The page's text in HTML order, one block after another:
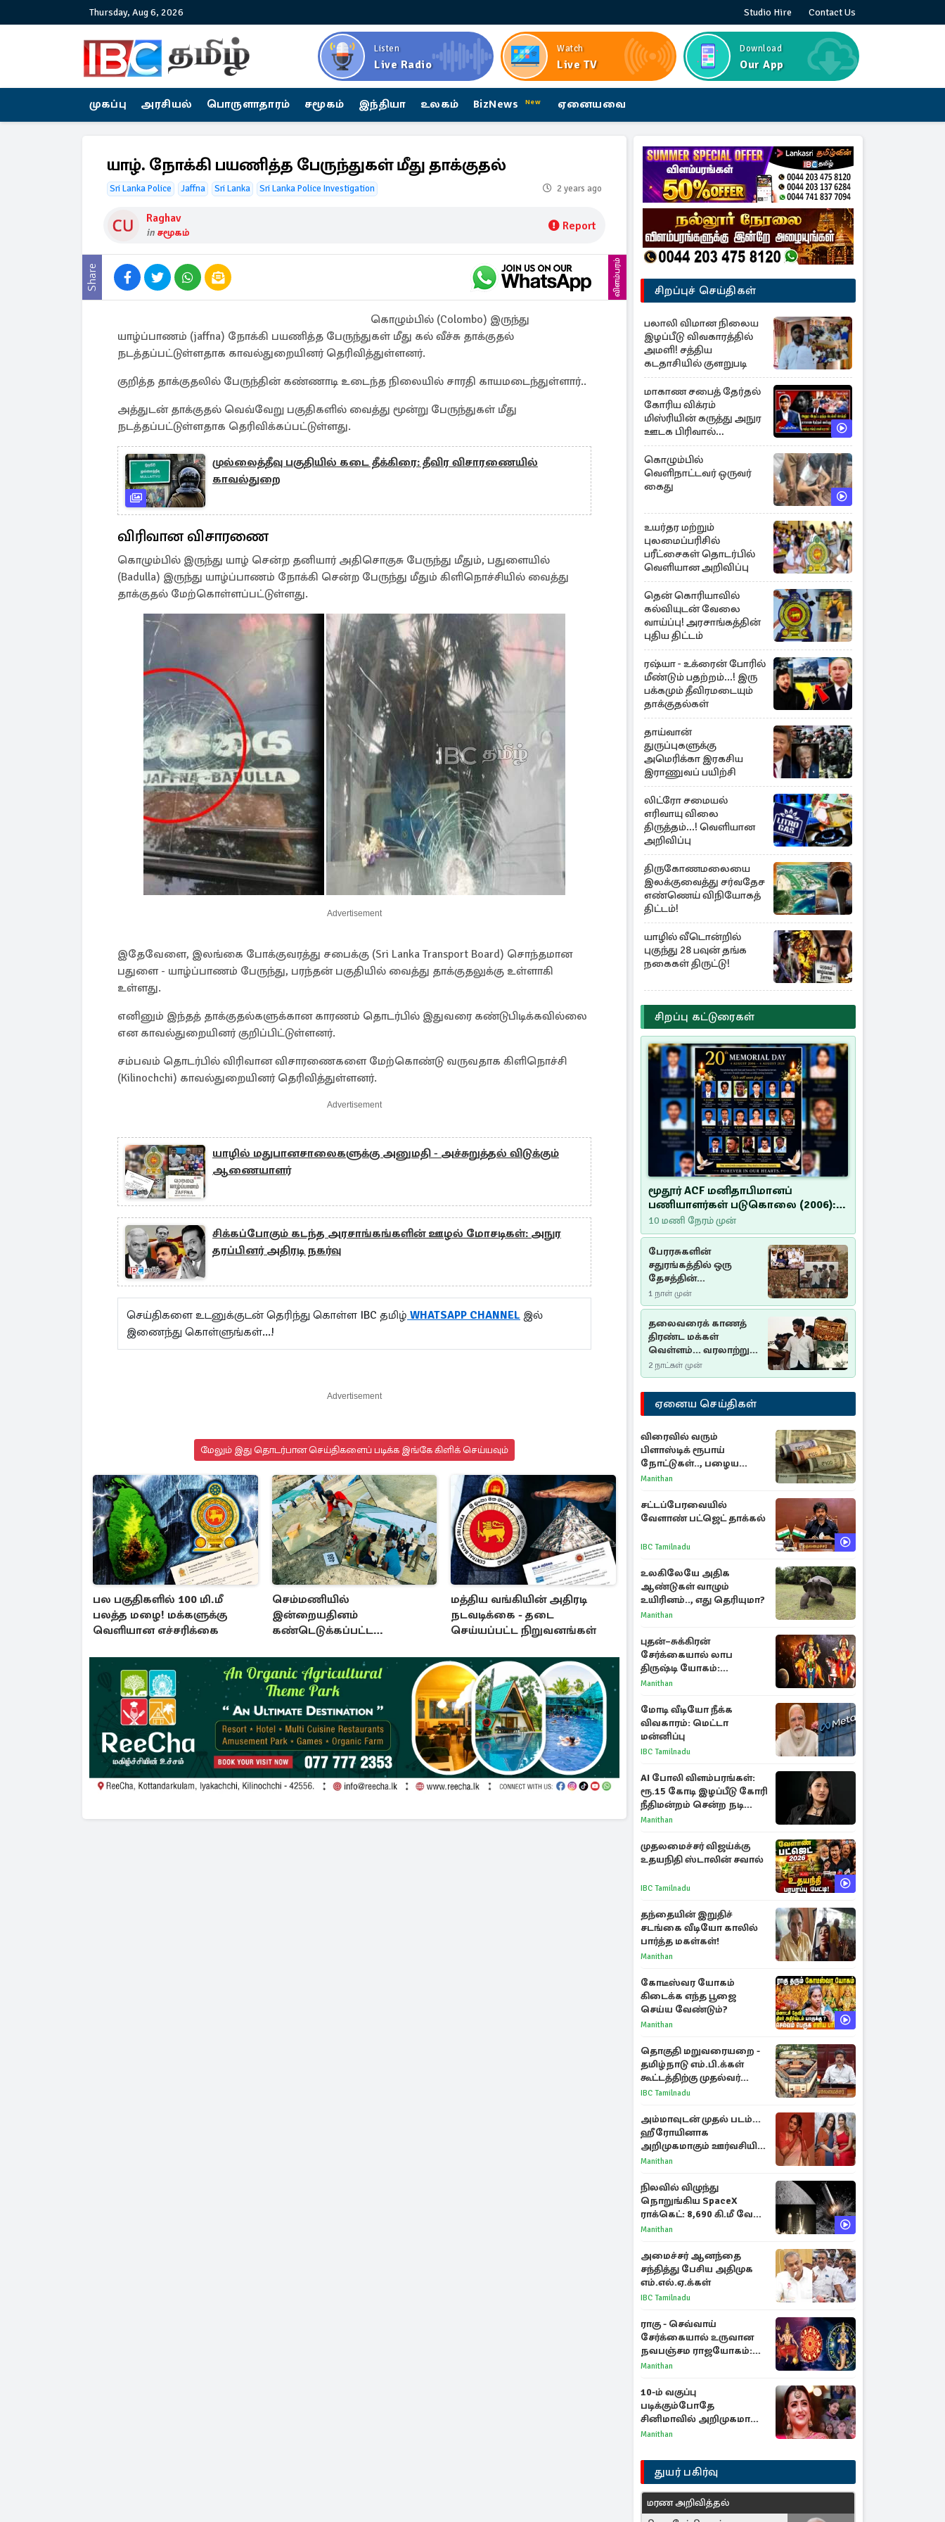
Thursday, Aug 6, 2026 Studio Hire Contact Us
Listen
Live Radio
Watch
Live TV
Download
Our App
முகப்பு அரசியல் பொருளாதாரம் சமூகம் இந்தியா உலகம் BizNews New ஏனையவை
யாழ். நோக்கி பயணித்த பேருந்துகள் மீது தாக்குதல்
Sri Lanka Police Jaffna Sri Lanka Sri Lanka Police Investigation 2 years ago
Raghav
in சமூகம் Report
Share விளம்பரம்
கொழும்பில் (Colombo) இருந்து
யாழ்ப்பாணம் (jaffna) நோக்கி பயணித்த பேருந்துகள் மீது கல் வீச்சு தாக்குதல்
நடத்தப்பட்டுள்ளதாக காவல்துறையினர் தெரிவித்துள்ளனர்.
குறித்த தாக்குதலில் பேருந்தின் கண்ணாடி உடைந்த நிலையில் சாரதி காயமடைந்துள்ளார்..
அத்துடன் தாக்குதல் வெவ்வேறு பகுதிகளில் வைத்து மூன்று பேருந்துகள் மீது
நடத்தப்பட்டுள்ளதாக தெரிவிக்கப்பட்டுள்ளது.
முல்லைத்தீவு பகுதியில் கடை தீக்கிரை: தீவிர விசாரணையில்
காவல்துறை
விரிவான விசாரணை
கொழும்பில் இருந்து யாழ் சென்ற தனியார் அதிசொகுசு பேருந்து மீதும், பதுளையில்
(Badulla) இருந்து யாழ்ப்பாணம் நோக்கி சென்ற பேருந்து மீதும் கிளிநொச்சியில் வைத்து
தாக்குதல் மேற்கொள்ளப்பட்டுள்ளது.
Advertisement
இதேவேளை, இலங்கை போக்குவரத்து சபைக்கு (Sri Lanka Transport Board) சொந்தமான
பதுளை - யாழ்ப்பாணம் பேருந்து, பரந்தன் பகுதியில் வைத்து தாக்குதலுக்கு உள்ளாகி
உள்ளது.
எனினும் இந்தத் தாக்குதல்களுக்கான காரணம் தொடர்பில் இதுவரை கண்டுபிடிக்கவில்லை
என காவல்துறையினர் குறிப்பிட்டுள்ளனர்.
சம்பவம் தொடர்பில் விரிவான விசாரணைகளை மேற்கொண்டு வருவதாக கிளிநொச்சி
(Kilinochchi) காவல்துறையினர் தெரிவித்துள்ளனர்.
Advertisement
யாழில் மதுபானசாலைகளுக்கு அனுமதி - அச்சுறுத்தல் விடுக்கும்
ஆணையாளர்
சிக்கப்போகும் கடந்த அரசாங்கங்களின் ஊழல் மோசடிகள்: அநுர
தரப்பினர் அதிரடி நகர்வு
செய்திகளை உடனுக்குடன் தெரிந்து கொள்ள IBC தமிழ் WHATSAPP CHANNEL இல்
இணைந்து கொள்ளுங்கள்...!
Advertisement
மேலும் இது தொடர்பான செய்திகளைப் படிக்க இங்கே கிளிக் செய்யவும்
பல பகுதிகளில் 100 மி.மீ
பலத்த மழை! மக்களுக்கு
வெளியான எச்சரிக்கை
செம்மணியில்
இன்றையதினம்
கண்டெடுக்கப்பட்ட
மத்திய வங்கியின் அதிரடி
நடவடிக்கை - தடை
செய்யப்பட்ட நிறுவனங்கள்
சிறப்புச் செய்திகள்
பலாலி விமான நிலைய
இழப்பீடு விவகாரத்தில்
அமளி! சத்திய
கடதாசியில் குளறுபடி
மாகாண சபைத் தேர்தல்
கோரிய விக்ரம்
மிஸ்ரியின் கருத்து அநுர
ஊடக பிரிவால்
அமுக்கப்பட்டது ஏன்...!
கொழும்பில்
வெளிநாட்டவர் ஒருவர்
கைது
உயர்தர மற்றும்
புலமைப்பரிசில்
பரீட்சைகள் தொடர்பில்
வெளியான அறிவிப்பு
தென் கொரியாவில்
கல்வியுடன் வேலை
வாய்ப்பு! அரசாங்கத்தின்
புதிய திட்டம்
ரஷ்யா - உக்ரைன் போரில்
மீண்டும் பதற்றம்...! இரு
பக்கமும் தீவிரமடையும்
தாக்குதல்கள்
தாய்வான்
துருப்புகளுக்கு
அமெரிக்கா இரகசிய
இராணுவப் பயிற்சி
லிட்ரோ சமையல்
எரிவாயு விலை
திருத்தம்...! வெளியான
அறிவிப்பு
திருகோணமலையை
இலக்குவைத்து சர்வதேச
எண்ணெய் விநியோகத்
திட்டம்!
யாழில் வீடொன்றில்
புகுந்து 28 பவுன் தங்க
நகைகள் திருட்டு!
சிறப்பு கட்டுரைகள்
மூதூர் ACF மனிதாபிமானப்
பணியாளர்கள் படுகொலை (2006):
20 ஆண்டுகளாகியும் நீதி
மறுக்கப்பட்ட மனிதாபிமானப்
பேரவலம்
10 மணி நேரம் முன்
பேரரசுகளின்
சதுரங்கத்தில் ஒரு
தேசத்தின்
தீர்க்கதரிசனம் :
சுதுமலை பிரகடனம்
ஒரு வரலாற்றுப் பாடம்
1 நாள் முன்
தலைவரைக் காணத்
திரண்ட மக்கள்
வெள்ளம்... வரலாற்றுச்
சிறப்புமிக்க சுதுமலைப்
பிரகடனம்…
2 நாட்கள் முன்
ஏனைய செய்திகள்
விரைவில் வரும்
பிளாஸ்டிக் ரூபாய்
நோட்டுகள்.., பழைய
காகித நோட்டுகள்
Manithan
சட்டப்பேரவையில்
வேளாண் பட்ஜெட் தாக்கல்
IBC Tamilnadu
உலகிலேயே அதிக
ஆண்டுகள் வாழும்
உயிரினம்.., எது தெரியுமா?
Manithan
புதன்–சுக்கிரன்
சேர்க்கையால் லாப
திருஷ்டி யோகம்:
அதிர்ஷ்டம் பெறும் டாப் 3
Manithan
மோடி வீடியோ நீக்க
விவகாரம்: மெட்டா
மன்னிப்பு
IBC Tamilnadu
AI போலி விளம்பரங்கள்:
ரூ.15 கோடி இழப்பீடு கோரி
நீதிமன்றம் சென்ற நடிகை
ஸ்ருதி ஹாசன்!
Manithan
முதலமைச்சர் விஜய்க்கு
உதயநிதி ஸ்டாலின் சவால்
IBC Tamilnadu
தந்தையின் இறுதிச்
சடங்கை வீடியோ காலில்
பார்த்த மகள்கள்!
Manithan
கோடீஸ்வர யோகம்
கிடைக்க எந்த பூஜை
செய்ய வேண்டும்?
Manithan
தொகுதி மறுவரையறை -
தமிழ்நாடு எம்.பி.க்கள்
கூட்டத்திற்கு முதல்வர்
விஜய் அழைப்பு
IBC Tamilnadu
அம்மாவுடன் முதல் படம்...
ஹீரோயினாக
அறிமுகமாகும் ஊர்வசியின்
மகள் தேஜலட்சுமி!
Manithan
நிலவில் விழுந்து
நொறுங்கிய SpaceX
ராக்கெட்: 8,690 கி.மீ வேக
மோதலால் உருவான புதிய
Manithan
அமைச்சர் ஆனந்தை
சந்தித்து பேசிய அதிமுக
எம்.எல்.ஏ.க்கள்
IBC Tamilnadu
ராகு - செவ்வாய்
சேர்க்கையால் உருவான
நவபஞ்சம ராஜயோகம்:
அதிர்ஷ்டம் பெறும் 3
Manithan
10-ம் வகுப்பு
படிக்கும்போதே
சினிமாவில் அறிமுகமான
த்ரிஷா! உண்மையை
காந்தி
Manithan
துயர் பகிர்வு
மரண அறிவித்தல்